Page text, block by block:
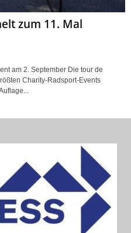
zum 11. Mal
am 2. September Die tour de
Charity-Radsport-Events